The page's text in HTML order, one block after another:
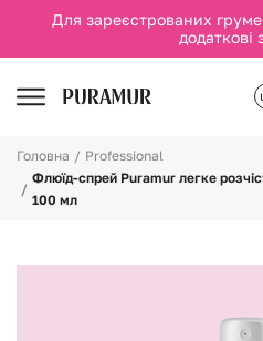
Для зареєстрованих
додаткові
Головна
Professional
Флюїд-спрей Puramur легке
100 мл